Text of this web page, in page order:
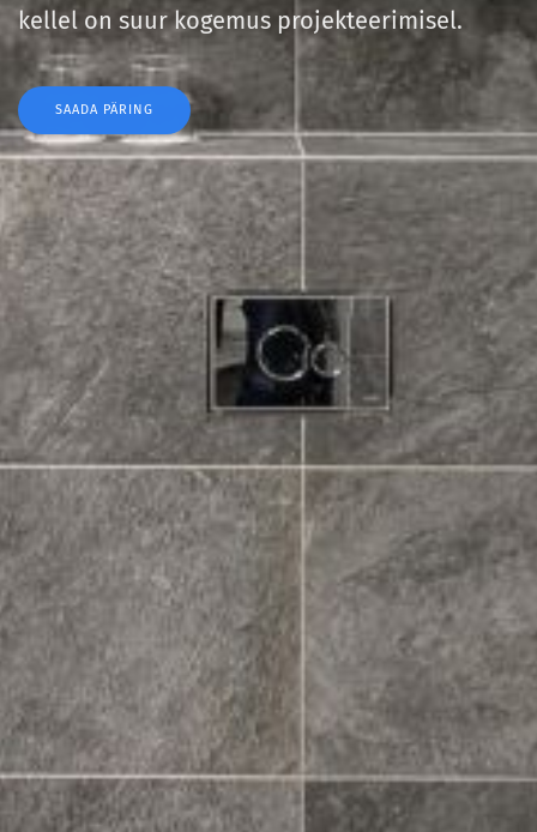
kellel on suur kogemus projekteerimisel.
SAADA PÄRING